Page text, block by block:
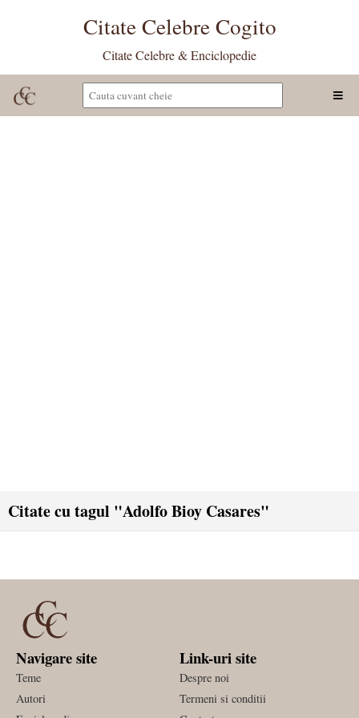
Citate Celebre Cogito
Citate Celebre & Enciclopedie
Citate cu tagul "Adolfo Bioy Casares"
Navigare site
Teme
Autori
Link-uri site
Despre noi
Termeni si conditii